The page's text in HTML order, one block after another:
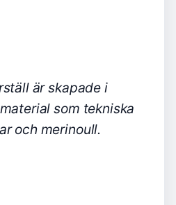
är skapade i
som tekniska
och merinoull.